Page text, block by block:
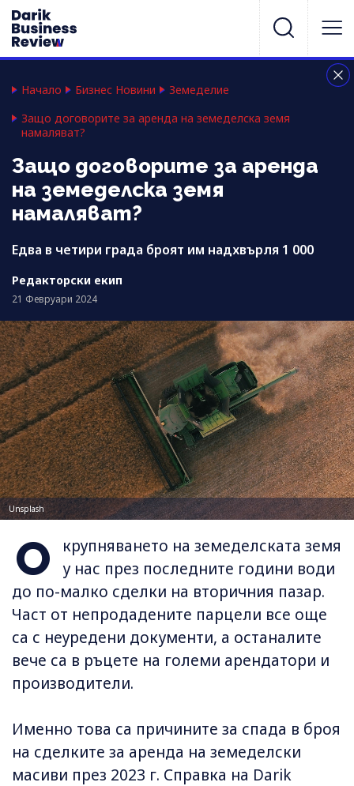
Начало Бизнес Новини
Земеделие
Защо договорите за аренда на земеделска земя
намаляват?
Защо договорите за аренда
на земеделска земя
намаляват?
Едва в четири града броят им надхвърля 1 000
Редакторски екип
21 Февруари 2024
Unsplash
О
крупняването на земеделската земя
у нас през последните години води
до по-малко сделки на вторичния пазар.
Част от непродадените парцели все още
са с неуредени документи, а останалите
вече са в ръцете на големи арендатори и
производители.
Именно това са причините за спада в броя
на сделките за аренда на земеделски
масиви през 2023 г. Справка на Darik